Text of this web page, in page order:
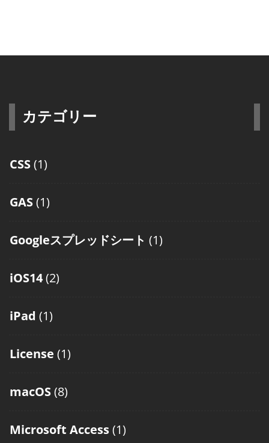
カテゴリー
CSS(1)
GAS(1)
Googleスプレッドシート (1)
iOS14(2)
iPad (1)
License (1)
macOS(8)
Microsoft Access(1)